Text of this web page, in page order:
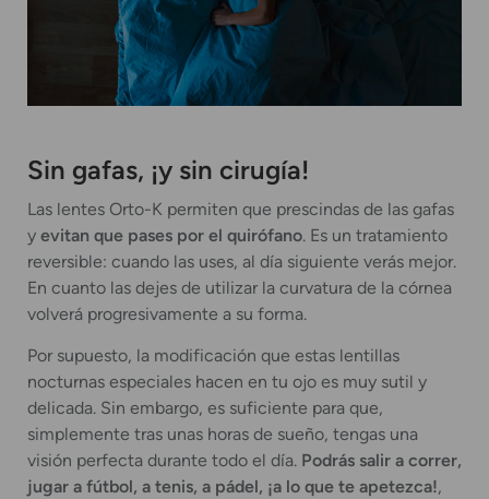
Sin gafas, ¡y sin cirugía!
Las lentes Orto-K permiten que prescindas de las gafas
y evitan que pases por el quirófano. Es un tratamiento
reversible: cuando las uses, al día siguiente verás mejor.
En cuanto las dejes de utilizar la curvatura de la córnea
volverá progresivamente a su forma.
Por supuesto, la modificación que estas lentillas
nocturnas especiales hacen en tu ojo es muy sutil y
delicada. Sin embargo, es suficiente para que,
simplemente tras unas horas de sueño, tengas una
visión perfecta durante todo el día. Podrás salir a correr,
jugar a fútbol, a tenis, a pádel, ¡a lo que te apetezca!,